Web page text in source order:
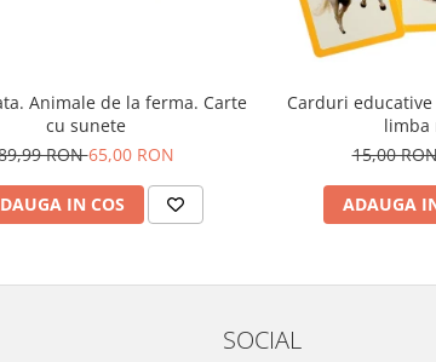
Animale de la ferma. Carte
cu sunete
RON65,00 RON
IN COS
Carduri
limba
15,00
ADAUGA
SOCIAL